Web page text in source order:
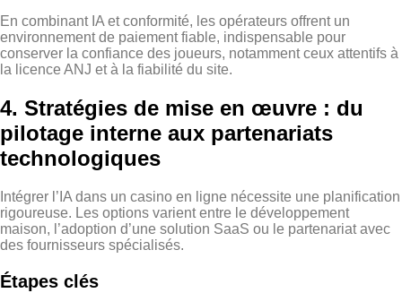
En combinant IA et conformité, les opérateurs offrent un
environnement de paiement fiable, indispensable pour
conserver la confiance des joueurs, notamment ceux attentifs à
la licence ANJ et à la fiabilité du site.
4. Stratégies de mise en œuvre : du
pilotage interne aux partenariats
technologiques
Intégrer l’IA dans un casino en ligne nécessite une planification
rigoureuse. Les options varient entre le développement
maison, l’adoption d’une solution SaaS ou le partenariat avec
des fournisseurs spécialisés.
Étapes clés